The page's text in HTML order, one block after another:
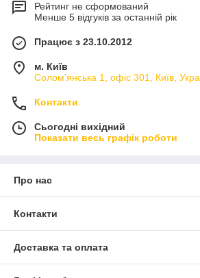
Рейтинг не сформований
Менше 5 відгуків за останній рік
Працює з 23.10.2012
м. Київ
Солом'янська 1, офіс 301, Київ,
Контакти
Сьогодні вихідний
Показати весь графік роботи
Про нас
Контакти
Доставка та оплата